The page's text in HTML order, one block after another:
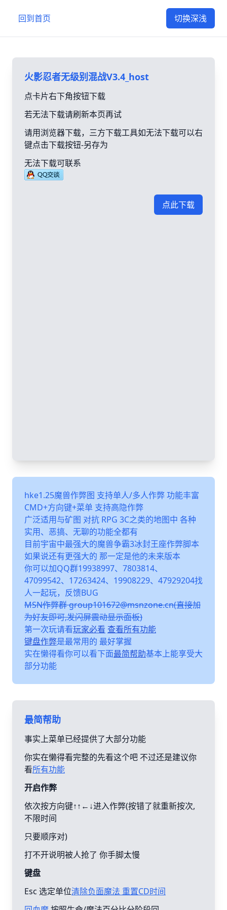
回到首页 切换深浅
火影忍者无级别混战V3.4_host
点卡片右下角按钮下载
若无法下载请刷新本页再试
请用浏览器下载，三方下载工具如无法下载可以右
键点击下载按钮-另存为
无法下载可联系
点此下载
hke1.25魔兽作弊图 支持单人/多人作弊 功能丰富
CMD+方向键+菜单 支持高隐作弊
广泛适用与矿图 对抗 RPG 3C之类的地图中 各种
实用、恶搞、无聊的功能全都有
目前宇宙中最强大的魔兽争霸3冰封王座作弊脚本
如果说还有更强大的 那一定是他的未来版本
你可以加QQ群19938997、7803814、
47099542、17263424、19908229、47929204找
人一起玩，反馈BUG
MSN作弊群 group101672@msnzone.cn(直接加
为好友即可,发闪屏震动显示面板)
第一次玩请看玩家必看 查看所有功能
键盘作弊是最常用的 最好掌握
实在懒得看你可以看下面最简帮助基本上能享受大
部分功能
最简帮助
事实上菜单已经提供了大部分功能
你实在懒得看完整的先看这个吧 不过还是建议你
看所有功能
开启作弊
依次按方向键↑↑←↓进入作弊(按错了就重新按次,
不限时间
只要顺序对)
打不开说明被人抢了 你手脚太慢
键盘
Esc 选定单位清除负面魔法 重置CD时间